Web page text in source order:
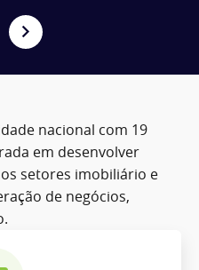
nacional com 19
em desenvolver
setores imobiliário e
de negócios,